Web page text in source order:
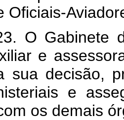
Oficiais-
do
e
sua decisão,
e
os demais